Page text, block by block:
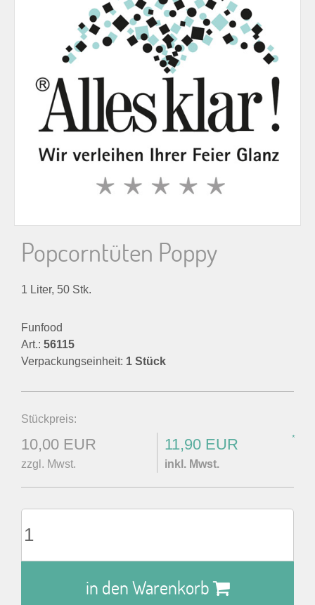
a
h
Popcorntüten Poppy
1 Liter, 50 Stk.
Funfood
Art.: 56115
Verpackungseinheit: 1 Stück
Stückpreis:
10,00 EUR
zzgl. Mwst.
11,90 EUR *
inkl. Mwst.
in den Warenkorb